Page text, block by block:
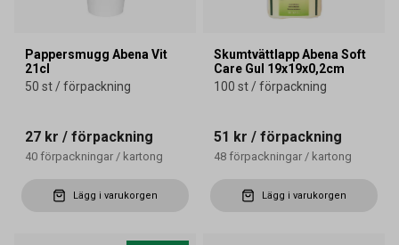
Pappersmugg Abena Vit
21cl
50 st / förpackning
27 kr / förpackning
40 förpackningar / kartong
Lägg i varukorgen
Skumtvättlapp Abena Soft
Care Gul 19x19x0,2cm
100 st / förpackning
51 kr / förpackning
48 förpackningar / kartong
Lägg i varukorgen